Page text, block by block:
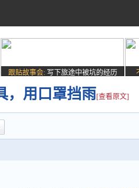
跟贴故事会: 写下旅途中被坑的经历
，用口罩挡雨[查看原文]